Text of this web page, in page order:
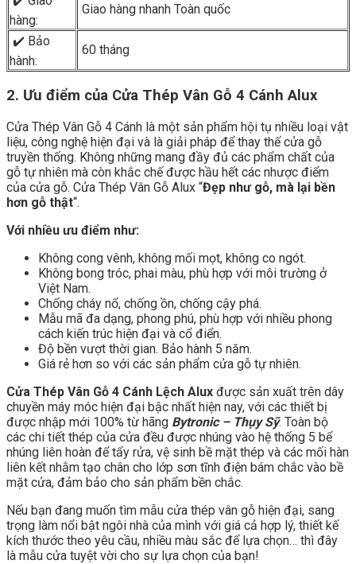
hàng:
Giao hàng nhanh Toàn quốc
✔️ Bảo
hành:
60 tháng
2. Ưu điểm của Cửa Thép Vân Gỗ 4 Cánh Alux
Cửa Thép Vân Gỗ 4 Cánh là một sản phẩm hội tụ nhiều loại vật
liệu, công nghệ hiện đại và là giải pháp để thay thế cửa gỗ
truyền thống. Không những mang đầy đủ các phẩm chất của
gỗ tự nhiên mà còn khắc chế được hầu hết các nhược điểm
của cửa gỗ. Cửa Thép Vân Gỗ Alux “Đẹp như gỗ, mà lại bền
hơn gỗ thật“.
Với nhiều ưu điểm như:
Không cong vênh, không mối mọt, không co ngót.
Không bong tróc, phai màu, phù hợp với môi trường ở
Việt Nam.
Chống cháy nổ, chống ồn, chống cậy phá.
Mẫu mã đa dạng, phong phú, phù hợp với nhiều phong
cách kiến trúc hiện đại và cổ điển.
Độ bền vượt thời gian. Bảo hành 5 năm.
Giá rẻ hơn so với các sản phẩm cửa gỗ tự nhiên.
Cửa Thép Vân Gỗ 4 Cánh Lệch Alux được sản xuất trên dây
chuyền máy móc hiện đại bậc nhất hiện nay, với các thiết bị
được nhập mới 100% từ hãng Bytronic – Thụy Sỹ. Toàn bộ
các chi tiết thép của cửa đều được nhúng vào hệ thống 5 bể
nhúng liên hoàn để tẩy rửa, vệ sinh bề mặt thép và các mối hàn
liên kết nhằm tạo chân cho lớp sơn tĩnh điện bám chắc vào bề
mặt cửa, đảm bảo cho sản phẩm bền chắc.
Nếu bạn đang muốn tìm mẫu cửa thép vân gỗ hiện đại, sang
trọng làm nổi bật ngôi nhà của mình với giá cả hợp lý, thiết kế
kích thước theo yêu cầu, nhiều màu sắc để lựa chọn… thì đây
là mẫu cửa tuyệt vời cho sự lựa chọn của bạn!